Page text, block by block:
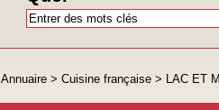
Annuaire > Cuisine française > LAC ET